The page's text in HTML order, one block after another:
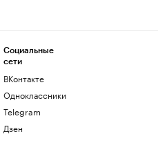
Социальные
сети
ВКонтакте
Одноклассники
Telegram
Дзен